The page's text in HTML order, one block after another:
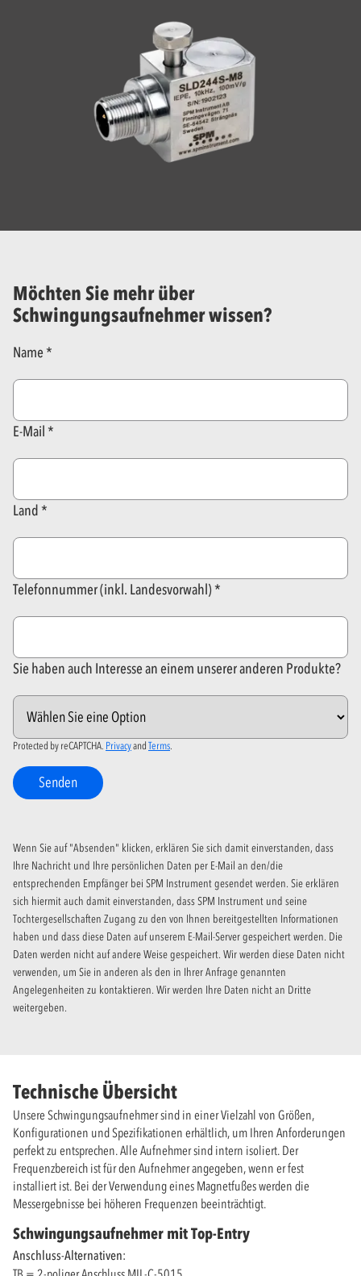
Möchten Sie mehr über
Schwingungsaufnehmer wissen?
Name
E-Mail
Land
Telefonnummer (inkl. Landesvorwahl)
Sie haben auch Interesse an einem unserer anderen Produkte?
Protected by reCAPTCHA. Privacyand Terms.
Senden
Wenn Sie auf "Absenden" klicken, erklären Sie sich damit einverstanden, dass
Ihre Nachricht und Ihre persönlichen Daten per E-Mail an den/die
entsprechenden Empfänger bei SPM Instrument gesendet werden. Sie erklären
sich hiermit auch damit einverstanden, dass SPM Instrument und seine
Tochtergesellschaften Zugang zu den von Ihnen bereitgestellten Informationen
haben und dass diese Daten auf unserem E-Mail-Server gespeichert werden. Die
Daten werden nicht auf andere Weise gespeichert. Wir werden diese Daten nicht
verwenden, um Sie in anderen als den in Ihrer Anfrage genannten
Angelegenheiten zu kontaktieren. Wir werden Ihre Daten nicht an Dritte
weitergeben.
Technische Übersicht
Unsere Schwingungsaufnehmer sind in einer Vielzahl von Größen,
Konfigurationen und Spezifikationen erhältlich, um Ihren Anforderungen
perfekt zu entsprechen. Alle Aufnehmer sind intern isoliert. Der
Frequenzbereich ist für den Aufnehmer angegeben, wenn er fest
installiert ist. Bei der Verwendung eines Magnetfußes werden die
Messergebnisse bei höheren Frequenzen beeinträchtigt.
Schwingungsaufnehmer mit Top-Entry
Anschluss-Alternativen: